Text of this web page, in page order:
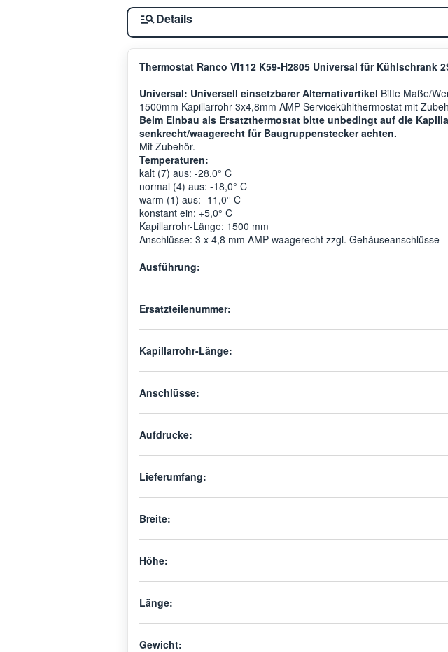
Details
Thermostat Ranco VI112 K59-H2805 Universal für Kühlschrank
Universal: Universell einsetzbarer Alternativartikel Bitte Maße/
1500mm Kapillarrohr 3x4,8mm AMP Servicekühlthermostat mit
Beim Einbau als Ersatzthermostat bitte unbedingt auf die
senkrecht/waagerecht für Baugruppenstecker achten.
Mit Zubehör.
Temperaturen:
kalt (7) aus: -28,0° C
normal (4) aus: -18,0° C
warm (1) aus: -11,0° C
konstant ein: +5,0° C
Kapillarrohr-Länge: 1500 mm
Anschlüsse: 3 x 4,8 mm AMP waagerecht zzgl. Gehäuseanschlüsse
Ausführung:
Ersatzteilenummer:
Kapillarrohr-Länge:
Anschlüsse:
Aufdrucke:
Lieferumfang:
Breite:
Höhe:
Länge:
Gewicht: